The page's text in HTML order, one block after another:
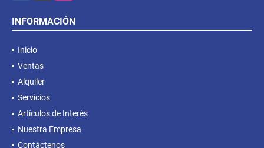
INFORMACIÓN
Inicio
Ventas
Alquiler
Servicios
Artículos de Interés
Nuestra Empresa
Contáctenos